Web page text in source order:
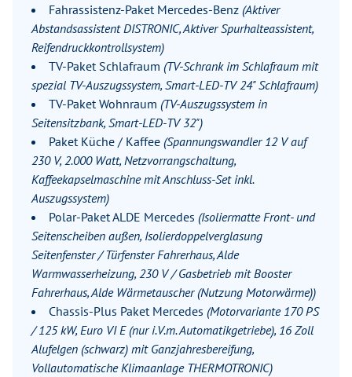
Fahrassistenz-Paket Mercedes-Benz (Aktiver
Abstandsassistent DISTRONIC, Aktiver Spurhalteassistent,
Reifendruckkontrollsystem)
TV-Paket Schlafraum (TV-Schrank im Schlafraum mit
spezial TV-Auszugssystem, Smart-LED-TV 24" Schlafraum)
TV-Paket Wohnraum (TV-Auszugssystem in
Seitensitzbank, Smart-LED-TV 32")
Paket Küche / Kaffee (Spannungswandler 12 V auf
230 V, 2.000 Watt, Netzvorrangschaltung,
Kaffeekapselmaschine mit Anschluss-Set inkl.
Auszugssystem)
Polar-Paket ALDE Mercedes (Isoliermatte Front- und
Seitenscheiben außen, Isolierdoppelverglasung
Seitenfenster / Türfenster Fahrerhaus, Alde
Warmwasserheizung, 230 V / Gasbetrieb mit Booster
Fahrerhaus, Alde Wärmetauscher (Nutzung Motorwärme))
Chassis-Plus Paket Mercedes (Motorvariante 170 PS
/ 125 kW, Euro VI E (nur i.V.m. Automatikgetriebe), 16 Zoll
Alufelgen (schwarz) mit Ganzjahresbereifung,
Vollautomatische Klimaanlage THERMOTRONIC)